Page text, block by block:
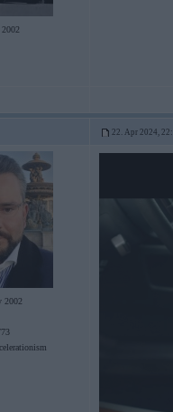
22. Apr 2024,
2002